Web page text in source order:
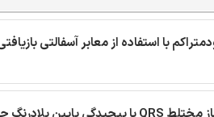
با استفاده از معابر آسفالتی